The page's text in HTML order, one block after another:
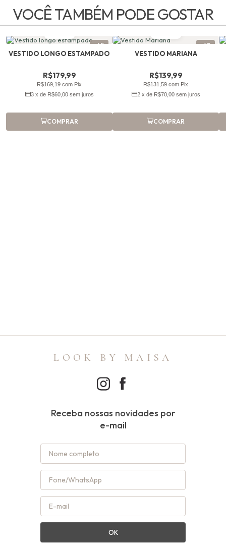
VOCÊ TAMBÉM PODE GOSTAR
-6%
VESTIDO LONGO ESTAMPADO
R$179,99
R$169,19 com Pix
3 x de R$60,00 sem juros
COMPRAR
-6%
VESTIDO MARIANA
R$139,99
R$131,59 com Pix
2 x de R$70,00 sem juros
COMPRAR
LOOK BY MAISA
Receba nossas novidades por
e-mail
OK